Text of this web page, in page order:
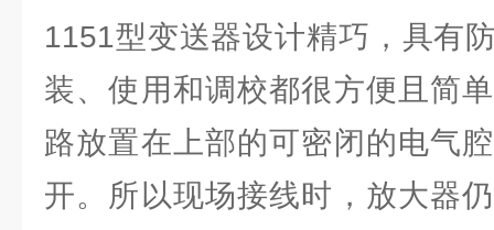
1151型变送器设计精巧，具有
装、使用和调校都很方便且简
路放置在上部的可密闭的电气
开。所以现场接线时，放大器